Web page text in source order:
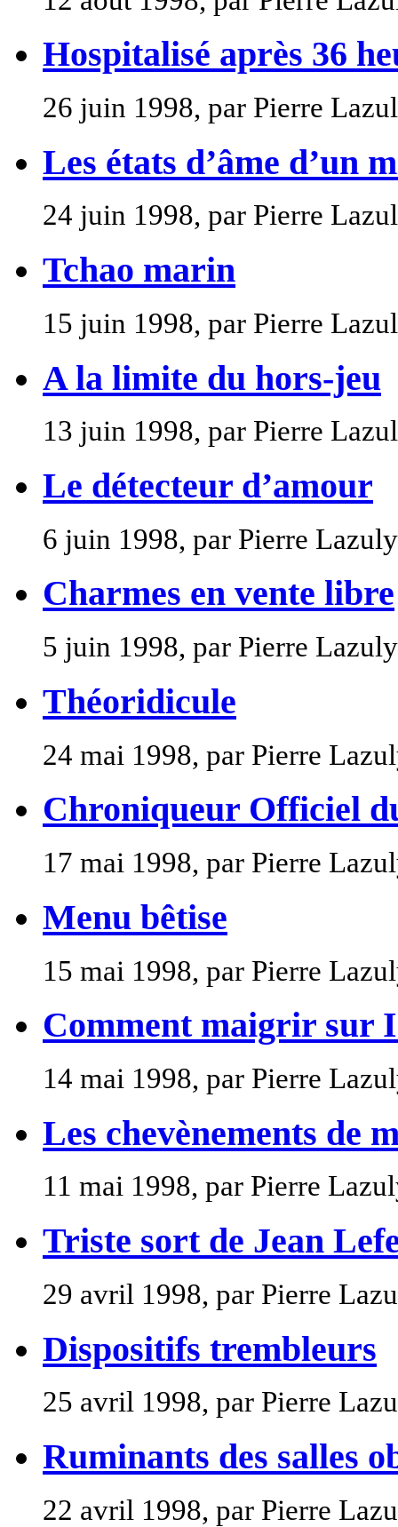
Hospitalisé après 36
26 juin 1998, par Pierre
Les états d’âme d’un
24 juin 1998, par Pierre
Tchao marin
15 juin 1998, par Pierre
A la limite du hors-jeu
13 juin 1998, par Pierre
Le détecteur d’amour
6 juin 1998, par Pierre Lazuly
Charmes en vente libre
5 juin 1998, par Pierre Lazuly
Théoridicule
24 mai 1998, par Pierre
Chroniqueur Officiel
17 mai 1998, par Pierre
Menu bêtise
15 mai 1998, par Pierre
Comment maigrir sur
14 mai 1998, par Pierre
Les chevènements de
11 mai 1998, par Pierre
Triste sort de Jean
29 avril 1998, par Pierre
Dispositifs trembleurs
25 avril 1998, par Pierre
Ruminants des salles
22 avril 1998, par Pierre